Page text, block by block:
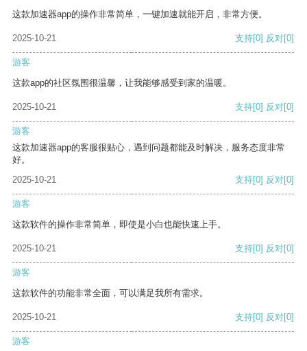
这款加速器app的操作非常简单，一键加速就能开启，非常方便。
2025-10-21 支持[0] 反对[0]
游客
这款app的社区氛围很温馨，让我能够感受到家的温暖。
2025-10-21 支持[0] 反对[0]
游客
这款加速器app的客服很贴心，遇到问题都能及时解决，服务态度非常
好。
2025-10-21
支持[0] 反对[0]
游客
这款软件的操作非常简单，即使是小白也能快速上手。
2025-10-21 支持[0] 反对[0]
游客
这款软件的功能非常全面，可以满足我所有需求。
2025-10-21 支持[0] 反对[0]
游客